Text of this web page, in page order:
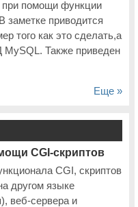
при помощи функции
заметке приводится
того как это сделать,а
MySQL. Также приведен
Еще »
CGI-скриптов
CGI, скриптов
другом языке
веб-сервера и